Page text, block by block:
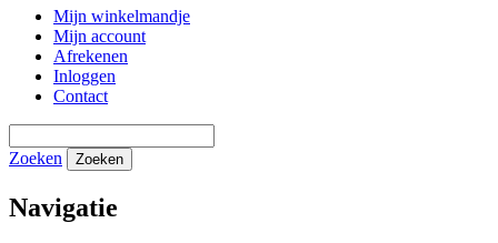
Mijn winkelmandje
Mijn account
Afrekenen
Inloggen
Contact
Zoeken Zoeken
Navigatie